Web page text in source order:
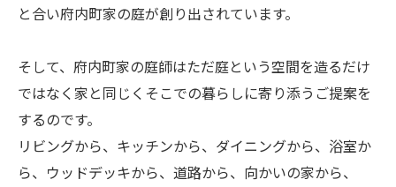
と合い府内町家の庭が創り出されています。
そして、府内町家の庭師はただ庭という空間を造るだけ
ではなく家と同じくそこでの暮らしに寄り添うご提案を
するのです。
リビングから、キッチンから、ダイニングから、浴室か
ら、ウッドデッキから、道路から、向かいの家から、